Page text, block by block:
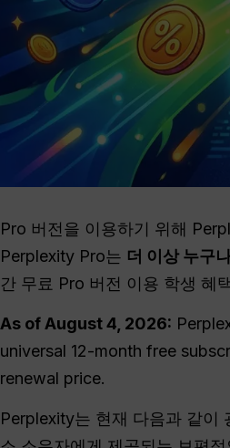
Pro 버전을 이용하기 위해
Perplexity Pro는 더 이상 누구
간 무료 Pro 버전 이용 학생 혜
As of August 4, 2026:
universal 12-month free
renewal price.
Perplexity는 현재 다음과 같이